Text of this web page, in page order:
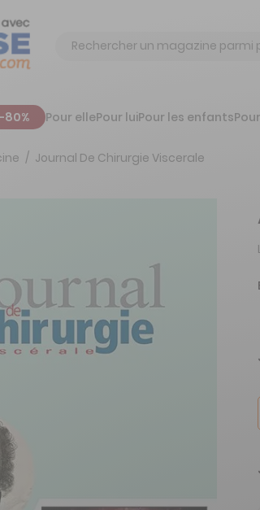
Chercher
Pour ellePour luiPour les enfants
Journal De Chirurgie Viscerale